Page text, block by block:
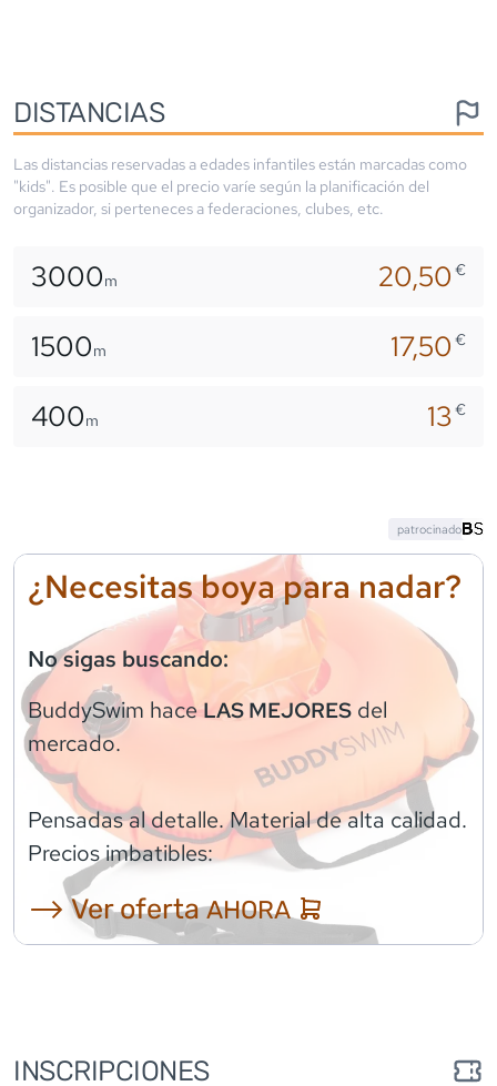
DISTANCIAS
Las distancias reservadas a edades infantiles están marcadas como
"kids". Es posible que el precio varíe según la planificación del
organizador, si perteneces a federaciones, clubes, etc.
3000m 20,50€
1500m 17,50€
400m 13€
¿Necesitas boya para nadar?
No sigas buscando:
BuddySwim haceLAS MEJORES del
mercado.
Pensadas al detalle. Material de alta calidad.
Precios imbatibles:
⟶ Ver ofertaAHORA
patrocinado
INSCRIPCIONES